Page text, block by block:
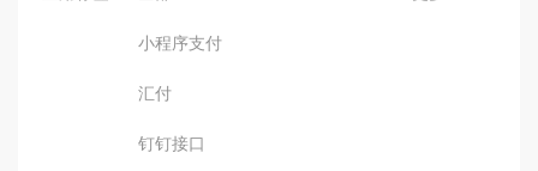
小程序支付
汇付
钉钉接口